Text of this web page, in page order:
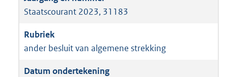
Staatscourant 2023, 31183
ander besluit van algemene strekking